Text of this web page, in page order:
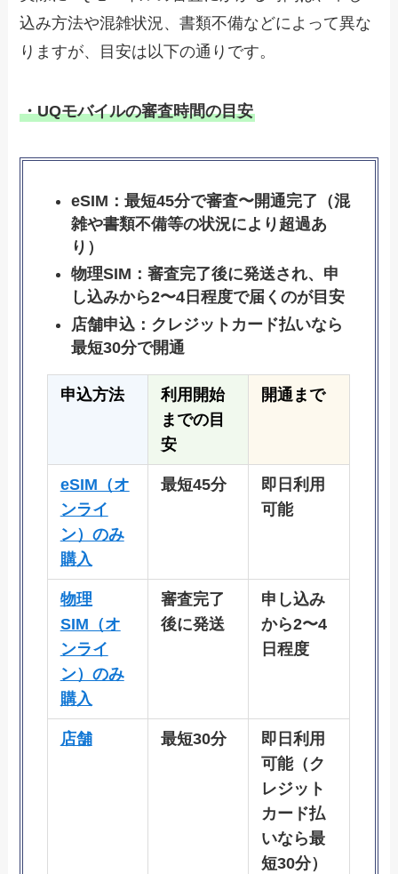
込み方法や混雑状況、書類不備などによって異な
りますが、目安は以下の通りです。
・UQモバイルの審査時間の目安
eSIM：最短45分で審査〜開通完了（混
雑や書類不備等の状況により超過あ
り）
物理SIM：審査完了後に発送され、申
し込みから2〜4日程度で届くのが目安
店舗申込：クレジットカード払いなら
最短30分で開通
申込方法
利用開始
までの目
安
開通まで
eSIM（オ
ンライ
ン）のみ
購入
最短45分
即日利用
可能
物理
SIM（オ
ンライ
ン）のみ
購入
審査完了
後に発送
申し込み
から2〜4
日程度
店舗 最短30分
即日利用
可能（ク
レジット
カード払
いなら最
短30分）